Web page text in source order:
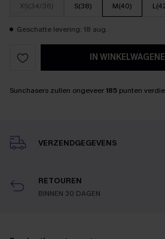
XS(34/36) S(38) M(40)
Geschatte levering: 18 aug.
IN
Sunchasers zullen ongeveer185 punten
VERZENDGEGEVENS
RETOUREN
BINNEN 30 DAGEN